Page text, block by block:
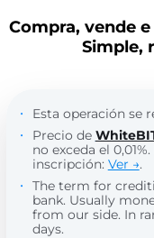
Compra, vende
Simple,
Esta operación se
Precio de
no exceda el
inscripción: Ver →.
The term for
bank. Usually
from our side. In
days.